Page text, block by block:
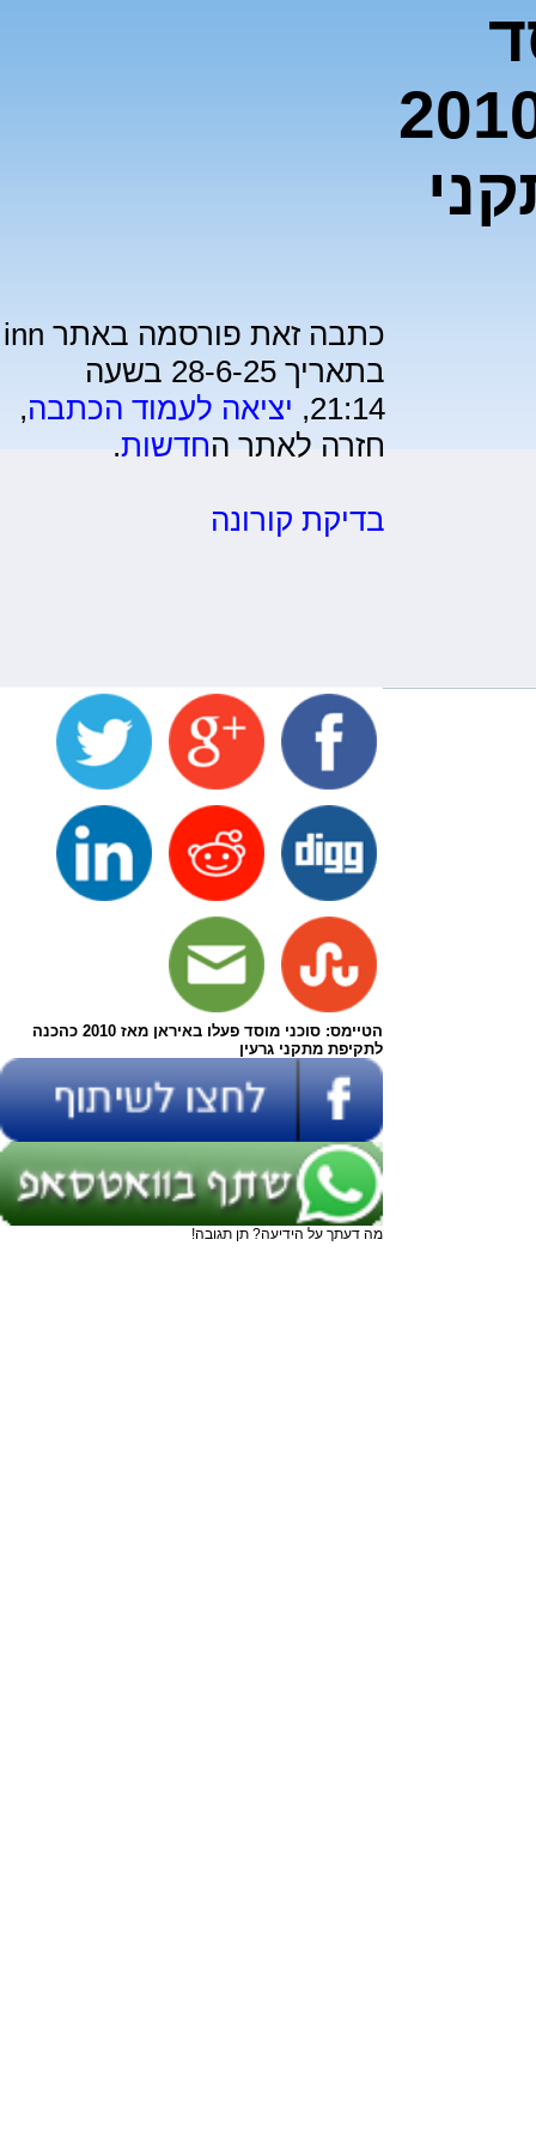
באיראן מאז 2010
כתבה זאת פורסמה באתר inn
בתאריך 28-6-25 בשעה
21:14, יציאה לעמוד הכתבה,
חזרה לאתר החדשות.
בדיקת קורונה
הטיימס: סוכני מוסד פעלו באיראן מאז 2010 כהכנה
לתקיפת מתקני גרעין
מה דעתך על הידיעה? תן תגובה!